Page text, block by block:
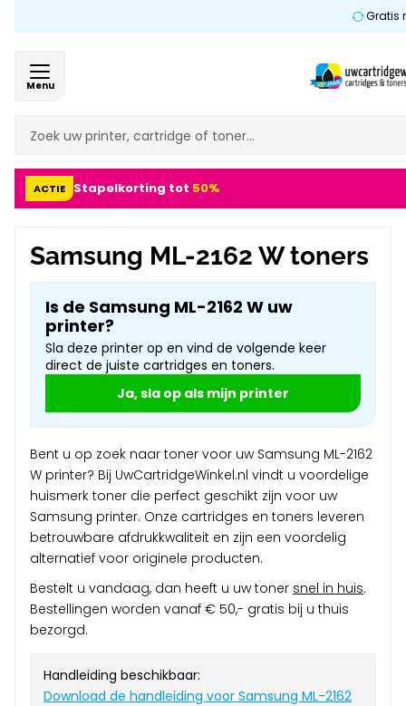
Gratis
Menu
ACTIE Stapelkorting tot 50%
Samsung ML-2162 W toners
Is de Samsung ML-2162 W uw
printer?
Sla deze printer op en vind de volgende keer
direct de juiste cartridges en toners.
Ja, sla op als mijn printer
Bent u op zoek naar toner voor uw Samsung ML-2162
W printer? Bij UwCartridgeWinkel.nl vindt u voordelige
huismerk toner die perfect geschikt zijn voor uw
Samsung printer. Onze cartridges en toners leveren
betrouwbare afdrukkwaliteit en zijn een voordelig
alternatief voor originele producten.
Bestelt u vandaag, dan heeft u uw toner snel in huis.
Bestellingen worden vanaf € 50,- gratis bij u thuis
bezorgd.
Handleiding beschikbaar:
Download de handleiding voor Samsung ML-2162